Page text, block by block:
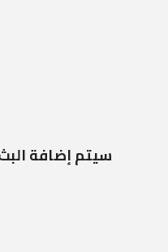
سيتم إضافة